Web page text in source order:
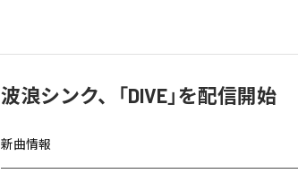
波浪シンク、「DIVE」を配信開始
新曲情報